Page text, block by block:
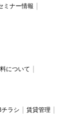
ミナー情報
について
チラシ
賃貸管理